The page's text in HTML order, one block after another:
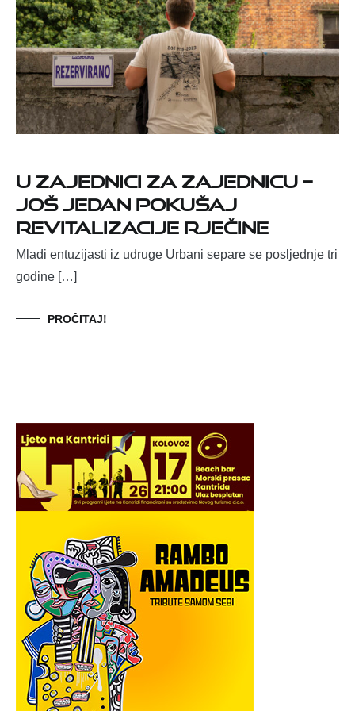
U zajednici za zajednicu –
Još jedan pokušaj
revitalizacije Rječine
Mladi entuzijasti iz udruge Urbani separe se posljednje tri
godine […]
PROČITAJ!